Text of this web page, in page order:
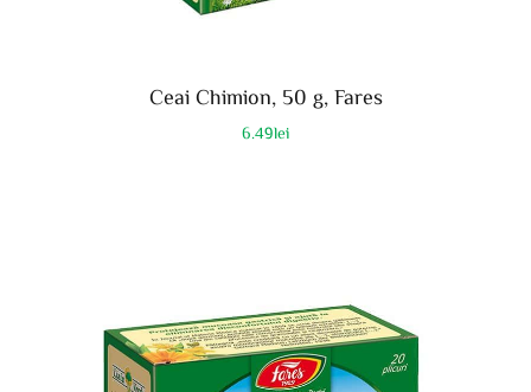
Ceai Chimion, 50 g, Fares
6.49lei